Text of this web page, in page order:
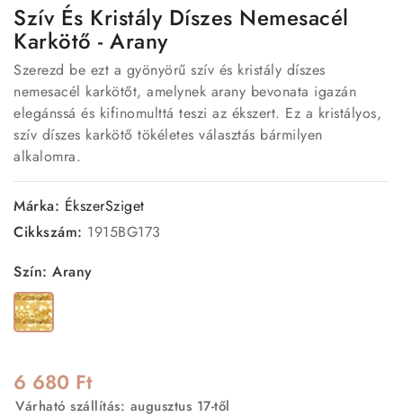
Szív És Kristály Díszes Nemesacél
Karkötő - Arany
Szerezd be ezt a gyönyörű szív és kristály díszes
nemesacél karkötőt, amelynek arany bevonata igazán
elegánssá és kifinomulttá teszi az ékszert. Ez a kristályos,
szív díszes karkötő tökéletes választás bármilyen
alkalomra.
Márka: ÉkszerSziget
Cikkszám: 1915BG173
Szín: Arany
Arany
6 680 Ft
Várható szállítás: augusztus 17-től